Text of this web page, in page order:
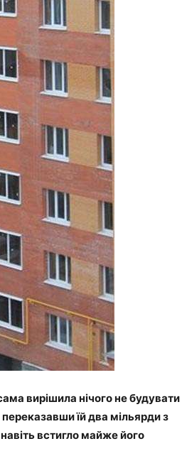
вирішила нічого не будувати
їй два мільярди з
встигло майже його